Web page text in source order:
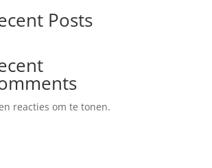
Posts
reacties om te tonen.